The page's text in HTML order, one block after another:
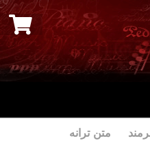
متن ترانه